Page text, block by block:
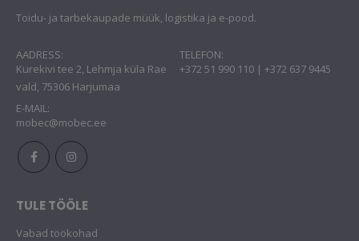
Toidu- ja tarbekaupade müük, logistika ja e-pood.
AADRESS:
Kurekivi tee 2, Lehmja küla Rae
vald, 75306 Harjumaa
TELEFON:
+372 51 990 110 | +372 637 9445
E-MAIL:
mobec@mobec.ee
TULE TÖÖLE
Vabad töökohad